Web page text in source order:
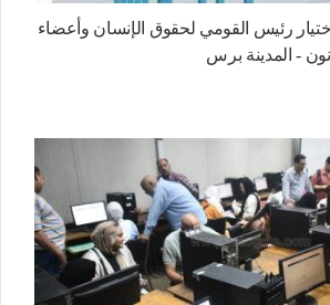
رئيس القومي لحقوق الإنسان وأعضاء
- المدينة برس